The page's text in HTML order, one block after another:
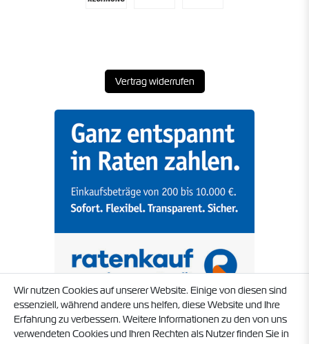
Vertrag widerrufen
Wir nutzen Cookies auf unserer Website. Einige von diesen sind
essenziell, während andere uns helfen, diese Website und Ihre
Erfahrung zu verbessern. Weitere Informationen zu den von uns
verwendeten Cookies und Ihren Rechten als Nutzer finden Sie in